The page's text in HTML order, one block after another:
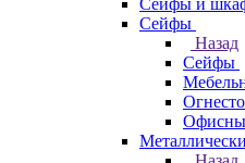
Сейфы и
Сейфы
Назад
Сейфы